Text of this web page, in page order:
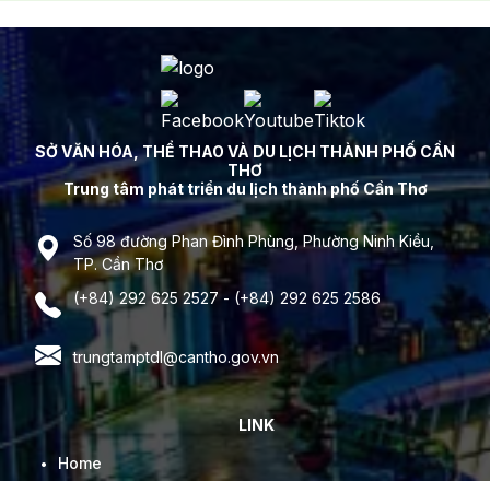
SỞ VĂN HÓA, THỂ THAO VÀ DU LỊCH THÀNH PHỐ CẦN
THƠ
Trung tâm phát triển du lịch thành phố Cần Thơ
Số 98 đường Phan Đình Phùng, Phường Ninh Kiều,
TP. Cần Thơ
(+84) 292 625 2527 - (+84) 292 625 2586
trungtamptdl@cantho.gov.vn
LINK
Home